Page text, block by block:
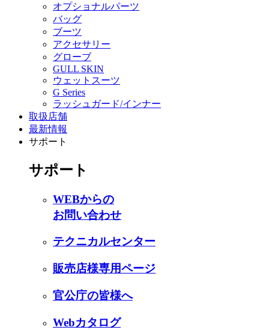
オプショナルパーツ
バッグ
ブーツ
アクセサリー
グローブ
GULL SKIN
ウェットスーツ
G Series
ラッシュガード/インナー
取扱店舗
最新情報
サポート
サポート
WEBからの
お問い合わせ
テクニカルセンター
販売店様専用ページ
官公庁の皆様へ
Webカタログ